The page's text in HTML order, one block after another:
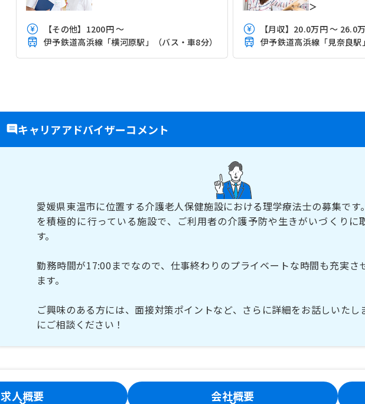
【その他】1200円 ～
伊予鉄道高浜線「横河原駅」（バス・車8分）
＞
伊予鉄道高浜線「見奈良
キャリアアドバイザーコメント
愛媛県東温市に位置する介護老人保健施設における理学療法士の募集です
を積極的に行っている施設で、ご利用者の介護予防や生きがいづくりに
す。
勤務時間が17:00までなので、仕事終わりのプライベートな時間も充実さ
ます。
ご興味のある方には、面接対策ポイントなど、さらに詳細をお話しいたし
にご相談ください！
求人概要 会社概要